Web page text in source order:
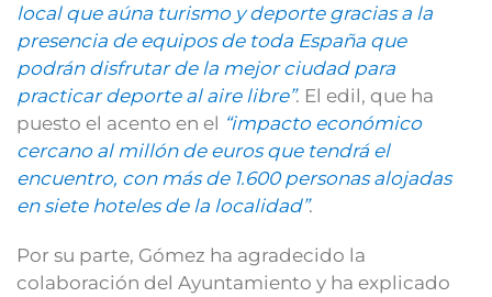
local que aúna turismo y deporte gracias a la
presencia de equipos de toda España que
podrán disfrutar de la mejor ciudad para
practicar deporte al aire libre”. El edil, que ha
puesto el acento en el “impacto económico
cercano al millón de euros que tendrá el
encuentro, con más de 1.600 personas alojadas
en siete hoteles de la localidad”.
Por su parte, Gómez ha agradecido la
colaboración del Ayuntamiento y ha explicado